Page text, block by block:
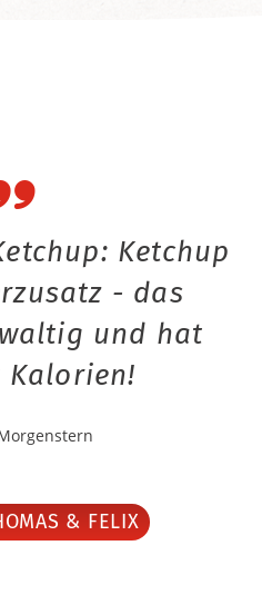
Ketchup
- das
und hat
Kalorien!
& FELIX